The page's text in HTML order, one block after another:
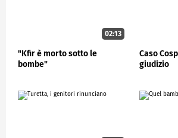
02:13
"Kfir è morto sotto le
bombe"
Caso
giudizio